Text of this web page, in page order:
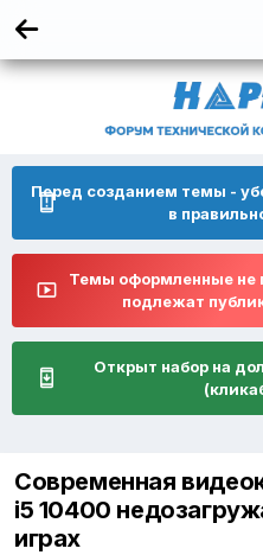
Перед созданием темы -
в
Темы оформленные не
подлежат
Открыт набор на
Современная
i5 10400
играх